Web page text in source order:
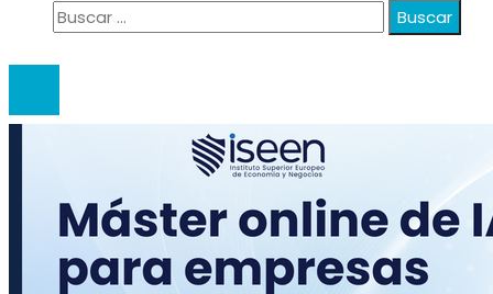
Buscar: